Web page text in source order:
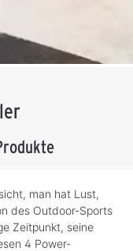
man hat Lust,
des Outdoor-Sports
Zeitpunkt, seine
4 Power-